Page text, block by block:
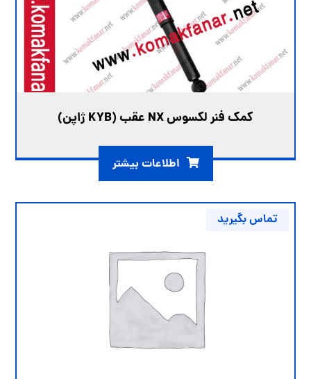
کمک فنر لکسوس NX عقب (KYB ژاپن)
اطلاعات بیشتر
تماس بگیرید